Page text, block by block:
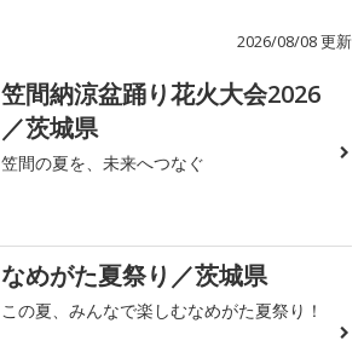
2026/08/08 更新
笠間納涼盆踊り花火大会2026
／茨城県
笠間の夏を、未来へつなぐ
なめがた夏祭り／茨城県
この夏、みんなで楽しむなめがた夏祭り！